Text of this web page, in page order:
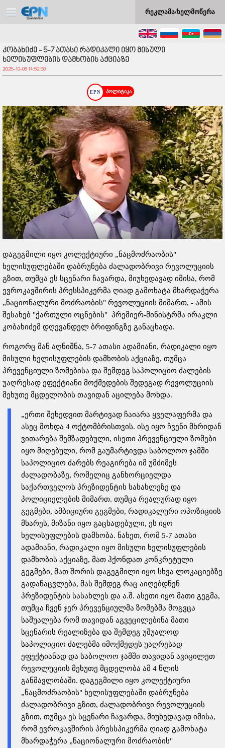
რეკლამა/ხელმოწერა
კობახიძე - 5-7 ათასი რადიკალი იყო მისული
ხელისუფლების დამხობის აქციაზე
2025-10-08 14:50:50
პოლიტიკა
დაგეგმილი იყო კოლექტიური „ნაცმოძრაობის"
ხელისუფლებაში დაბრუნება ძალადობრივი რევოლუციის
გზით, თუმცა ეს სცენარი ჩავარდა, მიუხედავად იმისა, რომ
ევროკავშირის პრესსპიკერმა ღიად გამოხატა მხარდაჭერა
„ნაციონალური მოძრაობის" რევოლუციის მიმართ, - ამის
შესახებ "ქართული ოცნების" პრემიერ-მინისტრმა ირაკლი
კობახიძემ დღევანდელ ბრიფინგზე განაცხადა.
როგორც მან აღნიშნა, 5-7 ათასი ადამიანი, რადიკალი იყო
მისული ხელისუფლების დამხობის აქციაზე, თუმცა
პრევენციული ზომებისა და შემდეგ საპოლიციო ძალების
უაღრესად ეფექტიანი მოქმედების შედეგად რევოლუციის
მეხუთე მცდელობის თავიდან აცილება მოხდა.
„ერთი შეხედვით მარტივად ჩაიარა ყველაფერმა და
ასეც მოხდა 4 ოქტომბრისთვის. ისე იყო ჩვენი მხრიდან
ვითარება შემზადებული, ისეთი პრევენციული ზომები
იყო მიღებული, რომ გაუმარტივდა საბოლოო ჯამში
საპოლიციო ძარებს რეაგირება იმ უმძიმეს
ძალადობაზე, რომელიც განხორციელდა
საქართველოს პრეზიდენტის სასახლეზე და
პოლიციელების მიმართ. თუმცა რეალურად იყო
გეგმები, ამბიციური გეგმები, რადიკალური ოპოზიციის
მხარეს, მიზანი იყო გაცხადებული, ეს იყო
ხელისუფლების დამხობა. ნახეთ, რომ 5-7 ათასი
ადამიანი, რადიკალი იყო მისული ხელისუფლების
დამხობის აქციაზე, მათ ჰქონდათ კონკრეტული
გეგმები, მათ შორის დაგეგმილი იყო სხვა ლოკაციებზე
გადანაცვლება, მას შემდეგ რაც აიღებდნენ
პრეზიდენტის სასახლეს და ა.შ. ასეთი იყო მათი გეგმა,
თუმცა ჩვენ ჯერ პრევენციულმა ზომებმა მოგვცა
საშუალება რომ თავიდან აგვეცილებინა მათი
სცენარის რეალიზება და შემდეგ უშუალოდ
საპოლიციო ძალებმა იმოქმედეს უაღრესად
ეფექტიანად და საბოლოო ჯამში თავიდან ავიცილეთ
რევოლუციის მეხუთე მცდელობა ამ 4 წლის
განმავლობაში. დაგეგმილი იყო კოლექტიური
„ნაცმოძრაობის" ხელისუფლებაში დაბრუნება
ძალადობრივი გზით, ძალადობრივი რევოლუციის
გზით, თუმცა ეს სცენარი ჩავარდა, მიუხედავად იმისა,
რომ ევროკავშირის პრესსპიკერმა ღიად გამოხატა
მხარდაჭერა „ნაციონალური მოძრაობის"